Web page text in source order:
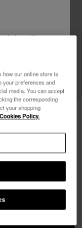
Wege
how our online store is
your preferences and
media. You can accept
the corresponding
your shopping
Cookies Policy.